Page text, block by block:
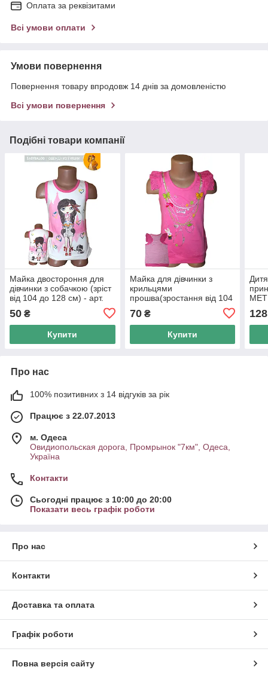
Оплата за реквізитами
Всі умови оплати
Умови повернення
Повернення товару впродовж 14 днів за домовленістю
Всі умови повернення
Подібні товари компанії
Майка двостороння для
дівчинки з собачкою (зріст
від 104 до 128 см) - арт.
50 ₴
Купити
Майка для дівчинки з
крильцями
прошва(зростання від 104
70₴
Купити
128
128
Про нас
100% позитивних з 14 відгуків за рік
Працює з 22.07.2013
м. Одеса
Овидиопольская дорога, Промрынок "7км", Одеса,
Україна
Контакти
Сьогодні працює з 10:00 до 20:00
Показати весь графік роботи
Про нас
Контакти
Доставка та оплата
Графік роботи
Повна версія сайту